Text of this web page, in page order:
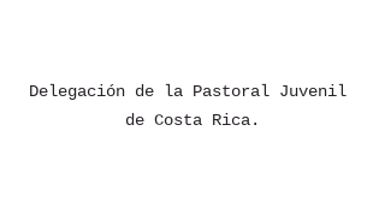
Delegación de la Pastoral Juvenil
de Costa Rica.